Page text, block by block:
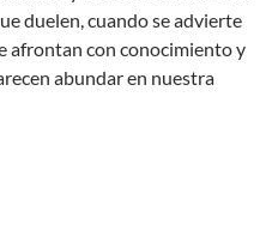
duelen, cuando se advierte
afrontan con conocimiento y
abundar en nuestra